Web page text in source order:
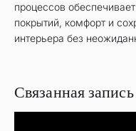
процессов
покрытий, комфорт и
интерьера без
Связанная запись